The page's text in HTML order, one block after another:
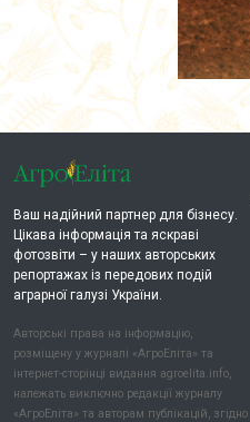
Ваш надійний партнер для бізнесу.
Цікава інформація та яскраві
фотозвіти – у наших авторських
репортажах із передових подій
аграрної галузі України.
Авторські права на інформацію,
розміщену у журналі «АгроЕліта» та
інтернет-сторінці видання agroelita.info,
належать виключно редакції журналу
«АгроЕліта» та авторам публікацій, згідно